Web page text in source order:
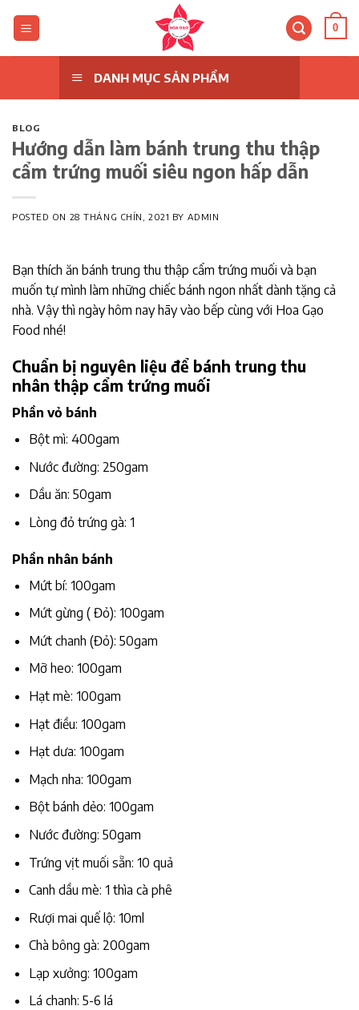
0
DANH MỤC SẢN PHẨM
BLOG
Hướng dẫn làm bánh trung thu thập
cẩm trứng muối siêu ngon hấp dẫn
POSTED ON 28 THÁNG CHÍN, 2021 BY ADMIN
Bạn thích ăn bánh trung thu thập cẩm trứng muối và bạn
muốn tự mình làm những chiếc bánh ngon nhất dành tặng cả
nhà. Vậy thì ngày hôm nay hãy vào bếp cùng với Hoa Gạo
Food nhé!
Chuẩn bị nguyên liệu để bánh trung thu
nhân thập cẩm trứng muối
Phần vỏ bánh
Bột mì: 400gam
Nước đường: 250gam
Dầu ăn: 50gam
Lòng đỏ trứng gà: 1
Phần nhân bánh
Mứt bí: 100gam
Mứt gừng ( Đỏ): 100gam
Mứt chanh (Đỏ): 50gam
Mỡ heo: 100gam
Hạt mè: 100gam
Hạt điều: 100gam
Hạt dưa: 100gam
Mạch nha: 100gam
Bột bánh dẻo: 100gam
Nước đường: 50gam
Trứng vịt muối sẵn: 10 quả
Canh dầu mè: 1 thìa cà phê
Rượi mai quế lộ: 10ml
Chà bông gà: 200gam
Lạp xưởng: 100gam
Lá chanh: 5-6 lá